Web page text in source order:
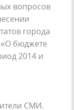
вопросов
города
бюджете
2014 и
СМИ.